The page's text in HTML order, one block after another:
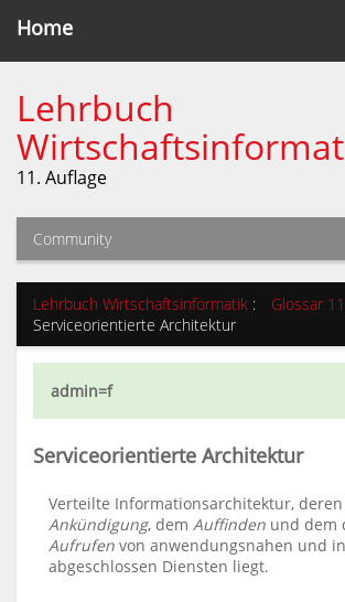
Home
Lehrbuch
11. Auflage
Community
Lehrbuch Wirtschaftsinformatik : Glossar
Serviceorientierte Architektur
admin=f
Serviceorientierte Architektur
Verteilte Informationsarchitektur,
Ankündigung, dem Auffinden und dem
Aufrufen von anwendungsnahen und
abgeschlossen Diensten liegt.